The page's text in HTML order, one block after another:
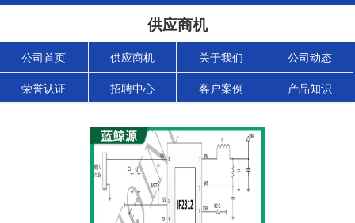
供应商机
公司首页 供应商机 关于我们 公司动态
荣誉认证 招聘中心 客户案例 产品知识